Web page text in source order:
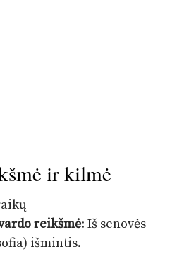
ir kilmė
reikšmė: Iš senovės
išmintis.